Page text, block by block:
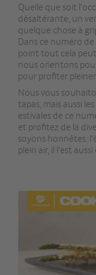
Quelle que soit
désaltérante, un
quelque chose à
Dans ce numéro
point tout cela
nous orientons
pour profiter
Nous vous
tapas, mais aussi
estivales de ce
et profitez de la
soyons honnêtes:
plein air, il l'est